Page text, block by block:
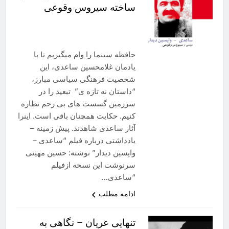
ساخته سیروس وقوعی
حافظه سینما را وام میگیریم تا با
یادمان غلامحسین ساعدی، این
شخصیت فرهنگی سیاسی مبارز،
“داستان نه تازه ی” تبعید را در
سرزمین گسست های بی رحم نظاره
کنیم. حکایت همچنان باقی است. اینرا
آثار ساعدی شاهدند. پیش زمینه –
یادداشتی درباره فیلم “ساعدی –
واپسین دیدار” نوشته: حسین مهینی
سرنوشت این نسخه ازفیلم
“ساعدی…
ادامه مطلب
تنهایی عریان – نگاهی به